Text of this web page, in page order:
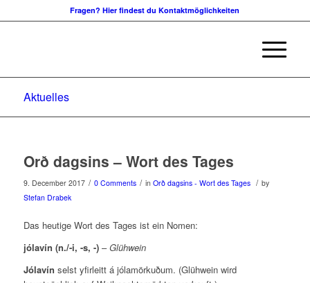
Fragen? Hier findest du Kontaktmöglichkeiten
Aktuelles
Orð dagsins – Wort des Tages
9. December 2017 / 0 Comments / in Orð dagsins - Wort des Tages / by
Stefan Drabek
Das heutige Wort des Tages ist ein Nomen:
jólavín (n./-i, -s, -) –Glühwein
Jólavín selst yfirleitt á jólamörkuðum. (Glühwein wird